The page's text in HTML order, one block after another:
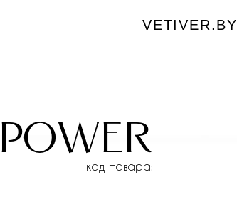
VETIVER.BY
код товара: